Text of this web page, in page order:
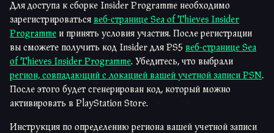
Для доступа к сборке Insider Programme необходимо
зарегистрироваться веб-странице Sea of Thieves Insider
Programme и принять условия участия. После регистрации
вы сможете получить код Insider для PS5 веб-странице Sea
of Thieves Insider Programme. Убедитесь, что выбрали
регион, совпадающий с локацией вашей учетной записи PSN.
После этого будет сгенерирован код, который можно
активировать в PlayStation Store.
Инструкция по определению региона вашей учетной записи